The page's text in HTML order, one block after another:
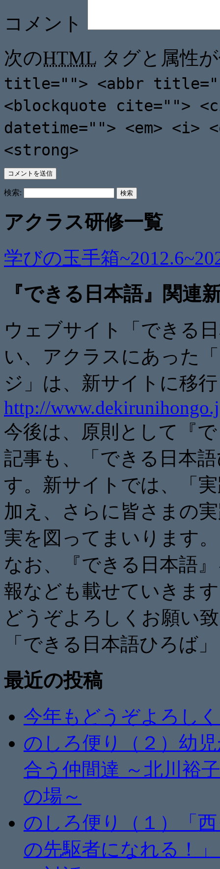
コメント
次のHTML タグと属性
title=""> <abbr
<blockquote cite="">
datetime=""> <em>
<strong>
検索:
アクラス研修一覧
学びの玉手箱
『できる日本語』関連
ウェブサイト「できる
い、アクラスにあった
ジ」は、新サイトに移
http://
今後は、原則として『
記事も、「できる日本
す。新サイトでは、「
加え、さらに皆さまの
実を図ってまいります。
なお、『できる日本語
報なども載せていきま
どうぞよろしくお願い
「できる日本語ひろば
最近の投稿
今年もどうぞよろし
のしろ便り（２）幼
合う仲間達 ～北川裕
の場～
のしろ便り（１）「
の先駆者になれる！